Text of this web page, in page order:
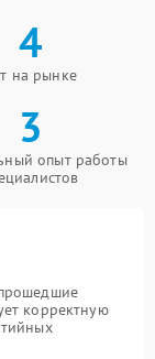
4
на рынке
3
опыт работы
корректную